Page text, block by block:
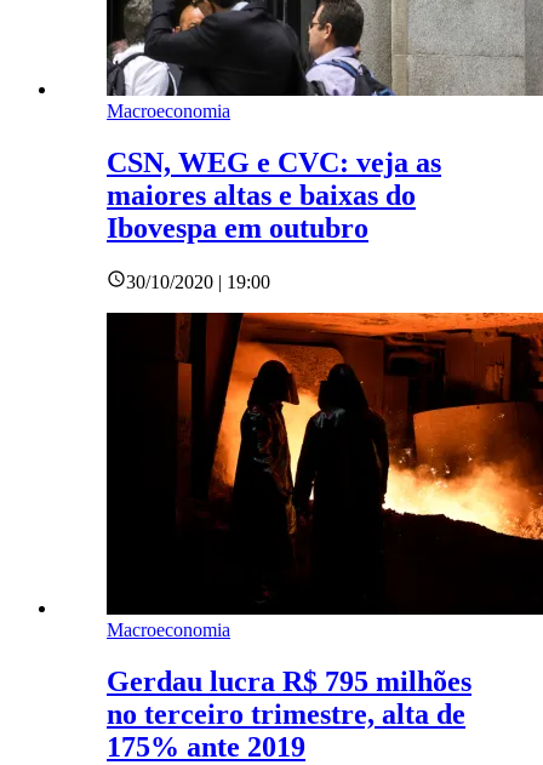
Macroeconomia
CSN, WEG e CVC: veja as
maiores altas e baixas do
Ibovespa em outubro
30/10/2020 | 19:00
Macroeconomia
Gerdau lucra R$ 795 milhões
no terceiro trimestre, alta de
175% ante 2019